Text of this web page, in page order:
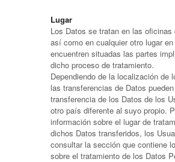
Lugar
Los Datos se tratan en las oficinas
así como en cualquier otro lugar
encuentren situadas las partes
dicho proceso de tratamiento.
Dependiendo de la localización de
las transferencias de Datos
transferencia de los Datos de los
otro país diferente al suyo propio.
información sobre el lugar de
dichos Datos transferidos, los
consultar la sección que contiene
sobre el tratamiento de los Datos